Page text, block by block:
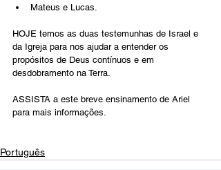
Mateus e Lucas.
HOJE temos as duas testemunhas de Israel e
da Igreja para nos ajudar a entender os
propósitos de Deus contínuos e em
desdobramento na Terra.
ASSISTA a este breve ensinamento de Ariel
para mais informações.
Português